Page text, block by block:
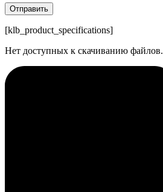
[klb_product_specifications]
Нет доступных к скачиванию файлов.